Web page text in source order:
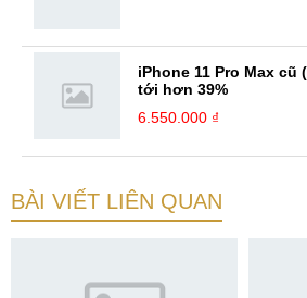
iPhone 11 Pro Max cũ
tới hơn 39%
6.550.000 ₫
BÀI VIẾT LIÊN QUAN